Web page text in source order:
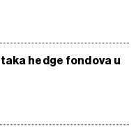
hedge fondova u